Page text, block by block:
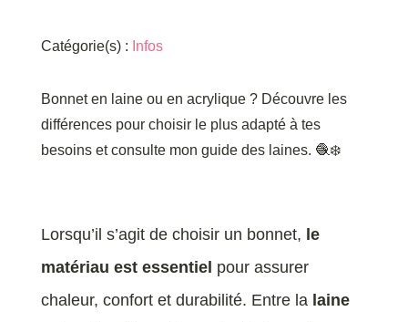
Catégorie(s) : Infos
Bonnet en laine ou en acrylique ? Découvre les
différences pour choisir le plus adapté à tes
besoins et consulte mon guide des laines. 🧶❄️
Lorsqu’il s’agit de choisir un bonnet, le
matériau est essentiel pour assurer
chaleur, confort et durabilité. Entre la laine